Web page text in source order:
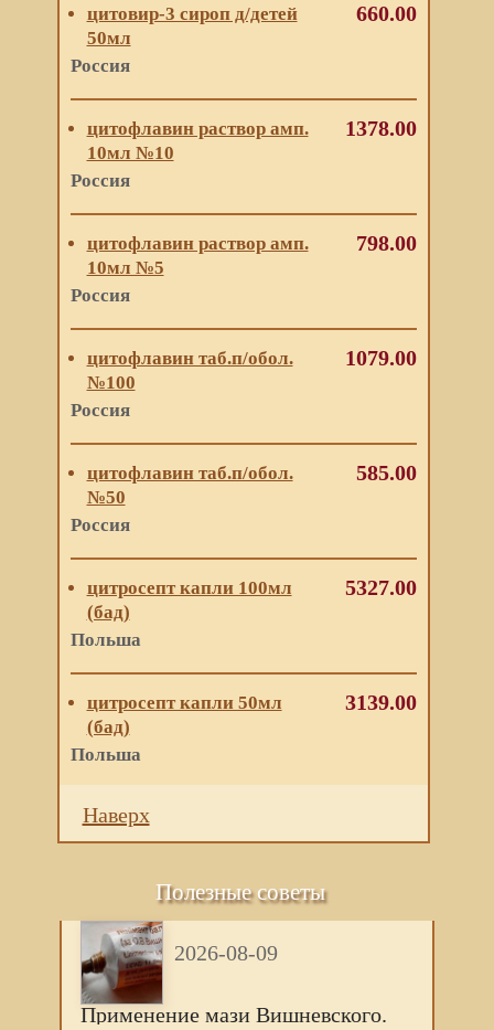
цитовир-3 сироп д/детей
50мл
Россия
660.00
цитофлавин раствор амп.
10мл №10
Россия
1378.00
цитофлавин раствор амп.
10мл №5
Россия
798.00
цитофлавин таб.п/обол.
№100
Россия
1079.00
цитофлавин таб.п/обол.
№50
Россия
585.00
цитросепт капли 100мл
(бад)
Польша
5327.00
цитросепт капли 50мл
(бад)
Польша
3139.00
Наверх
Полезные советы
2026-08-09
Применение мази Вишневского.